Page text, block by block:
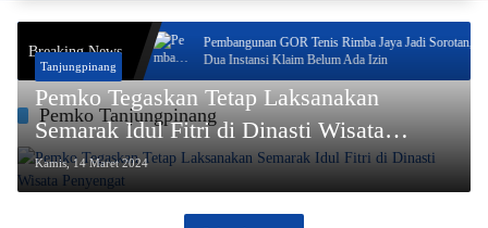
Breaking News
Pembangunan GOR Tenis Rimba Jaya Jadi Sorotan,
Dua Instansi Klaim Belum Ada Izin
Pemko Tanjungpinang
Tanjungpinang
Pemko Tegaskan Tetap Laksanakan
Semarak Idul Fitri di Dinasti Wisata
Penyengat
Kamis, 14 Maret 2024